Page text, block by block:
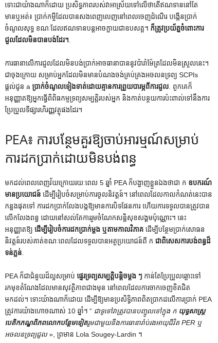
ទោះជាយ៉ាងណាក៏ដោយ ប្រសិទ្ធភាពរបស់វាអាស្រ័យទៅលើថាតើឥណទាននៅតែ
មានឬអត់៖ ប្រាក់កម្ចីដែលបានសងពេញលេញនៅពេលចេញដំណើរ បង្កើនប្រាក់
ចំណូលសុទ្ធ ខណៈដែលឥណទានបន្តអាចក្លាយជាឧបសគ្គ។ ក៏​ត្រូវ​ប្រយ័ត្ន​ចំពោះ​ការ​
ជួល​ដែល​មិន​បាន​បង់​ដែរ។
ការធានាលើការជួលដែលមិនបង់ប្រាក់អាចធានាបាននូវប៉ារ៉ាម៉ែត្រដែលមិនស្រួលនេះ។
ជាចុងក្រោយ សម្រាប់អ្នកដែលមិនមានបំណងចង់គ្រប់គ្រងអចលនទ្រព្យ SCPIs
ផ្តល់ជូន a ប្រាក់ចំណូលទៀងទាត់ដោយគ្មានការព្រួយបារម្ភពីការជួល . ពួកគេក៏
អនុញ្ញាតឱ្យអ្នកធ្វើពិពិធកម្មទ្រព្យសម្បត្តិរបស់អ្នក និងកាត់បន្ថយការប៉ះពាល់ទៅនឹងការ
ប្រែប្រួលទីផ្សារហិរញ្ញវត្ថុផងដែរ។
PEA៖ ការបន្ថែមគួរឱ្យចាប់អារម្មណ៍សម្រាប់
ការដកប្រាក់ដោយមិនបង់ពន្ធ
មកដល់ពេលពេញវ័យក្រោយរយៈពេល 5 ឆ្នាំ PEA ក៏បង្ហាញខ្លួនឯងថាជា ក ឧបករណ៍
មានប្រយោជន៍ ដើម្បីរៀបចំសម្រាប់ការចូលនិវត្តន៍។ នៅពេលដែលកាលកំណត់នេះបាន
កន្លងផុតទៅ ការដកប្រាក់លែងបង្កឱ្យមានការបិទផែនការ ហើយការទទួលបានត្រូវបាន
លើកលែងពន្ធ ដោយនៅសល់តែការរួមចំណែកសន្តិសុខសង្គមប៉ុណ្ណោះ។ នេះ
អនុញ្ញាតឱ្យ ដើម្បីរៀបចំការដកប្រាក់ម្តង ឬតាមកាលវិភាគ ដើម្បីបន្ថែមប្រាក់សោធន
និវត្តន៍របស់គាត់ខណៈពេលដែលទទួលបានអត្ថប្រយោជន៍ពី ក ជាពិសេសការបង់ពន្ធដ៏
ទន់ភ្លន់
PEA ក៏ជាជំនួយដ៏ល្អសម្រាប់ ផ្ទេរទ្រព្យសម្បត្តិបន្តិចម្តង ៗ កាន់តែប្រែប្រួលឆ្ពោះទៅ
រកមុខតំណែងដែលមានសុវត្ថិភាពជាងមុន នៅពេលដែលការចាកចេញខិតជិត
មកដល់។ ទោះយ៉ាងណាក៏ដោយ ដើម្បីឱ្យមានប្រសិទ្ធិភាពពិតប្រាកដលើការប្រាក់ PEA
ត្រូវការយ៉ាងហោចណាស់ 10 ឆ្នាំ។ “ ជាទូទៅវាត្រូវបានបញ្ចូលទៅក្នុង ក យុទ្ធសាស្ត្រ
បេតិកភណ្ឌពិភពលោកបន្ថែមទៀតរួមជាមួយនឹងការធានារ៉ាប់រងអាយុជីវិត PER ឬ
អចលនទ្រព្យជួល», ព្រមាន Lola Sougey-Lardin ។